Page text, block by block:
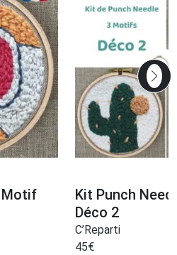
Motif
Kit Punch
Déco 2
C’Reparti
45€